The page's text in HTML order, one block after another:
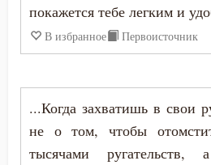
покажется тебе легким и
В избранное Первоисточник
...Когда захватишь в свои
не о том, чтобы
тысячами